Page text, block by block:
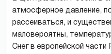
атмосферное давление,
рассеиваться, и
маловероятны,
Снег в европейской части